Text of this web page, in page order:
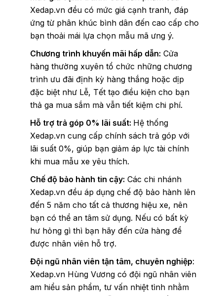
Xedap.vn đều có mức giá cạnh tranh, đáp
ứng từ phân khúc bình dân đến cao cấp cho
bạn thoải mái lựa chọn mẫu mã ưng ý.
Chương trình khuyến mãi hấp dẫn: Cửa
hàng thường xuyên tổ chức những chương
trình ưu đãi định kỳ hàng thắng hoặc dịp
đặc biệt như Lễ, Tết tạo điều kiện cho bạn
thả ga mua sắm mà vẫn tiết kiệm chi phí.
Hỗ trợ trả góp 0% lãi suất: Hệ thống
Xedap.vn cung cấp chính sách trả góp với
lãi suất 0%, giúp bạn giảm áp lực tài chính
khi mua mẫu xe yêu thích.
Chế độ bảo hành tin cậy: Các chi nhánh
Xedap.vn đều áp dụng chế độ bảo hành lên
đến 5 năm cho tất cả thương hiệu xe, nên
bạn có thể an tâm sử dụng. Nếu có bất kỳ
hư hỏng gì thì bạn hãy đến cửa hàng để
được nhân viên hỗ trợ.
Đội ngũ nhân viên tận tâm, chuyên nghiệp:
Xedap.vn Hùng Vương có đội ngũ nhân viên
am hiểu sản phẩm, tư vấn nhiệt tình nhằm